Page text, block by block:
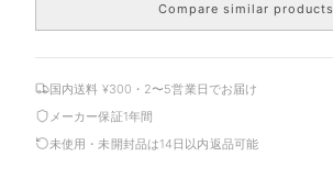
Compare similar products
国内送料 ¥300・2〜5営業日でお届け
メーカー保証1年間
未使用・未開封品は14日以内返品可能